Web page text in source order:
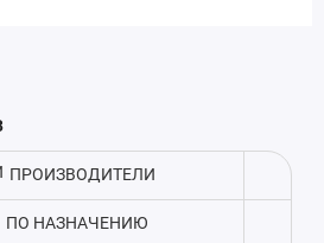
автономной канализации на
и в частных домах с небольшим
ПРОИЗВОДИТЕЛИ
ПО НАЗНАЧЕНИЮ